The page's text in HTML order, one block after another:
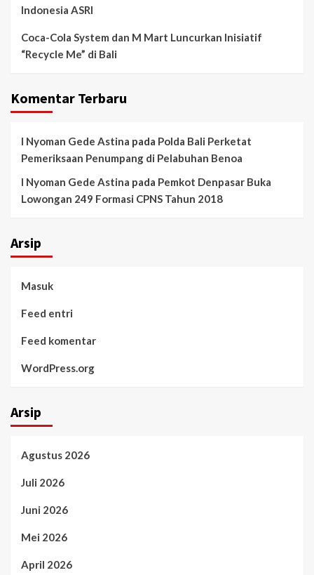
Indonesia ASRI
Coca-Cola System dan M Mart Luncurkan Inisiatif
“Recycle Me” di Bali
Komentar Terbaru
I Nyoman Gede Astina pada Polda Bali Perketat
Pemeriksaan Penumpang di Pelabuhan Benoa
I Nyoman Gede Astina pada Pemkot Denpasar Buka
Lowongan 249 Formasi CPNS Tahun 2018
Arsip
Masuk
Feed entri
Feed komentar
WordPress.org
Arsip
Agustus 2026
Juli 2026
Juni 2026
Mei 2026
April 2026